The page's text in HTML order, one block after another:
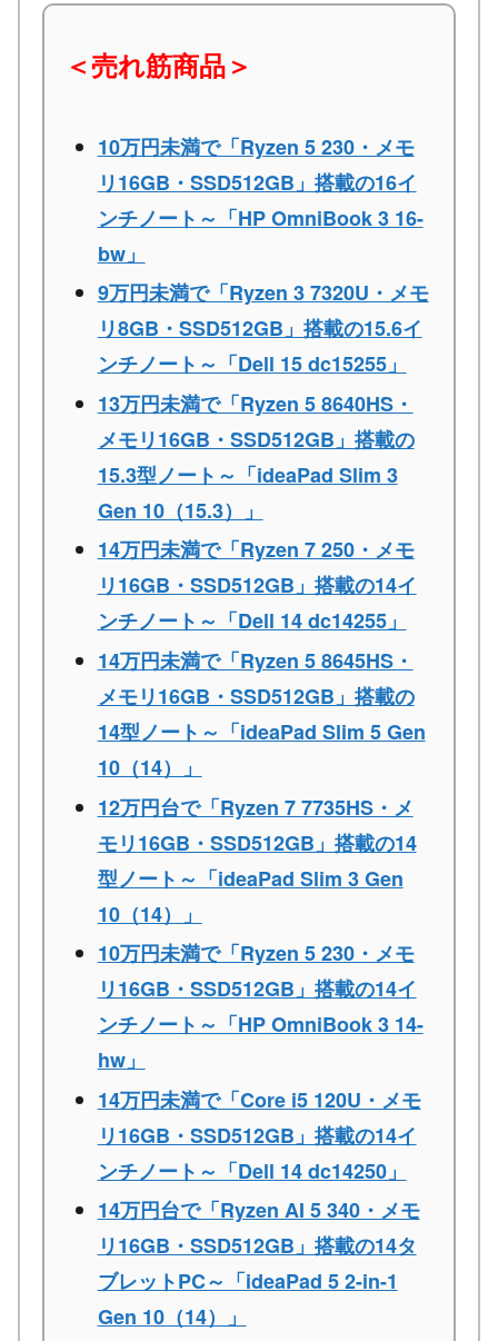
＜売れ筋商品＞
10万円未満で「Ryzen 5 230・メモ
リ16GB・SSD512GB」搭載の16イ
ンチノート～「HP OmniBook 3 16-
bw」
9万円未満で「Ryzen 3 7320U・メモ
リ8GB・SSD512GB」搭載の15.6イ
ンチノート～「Dell 15 dc15255」
13万円未満で「Ryzen 5 8640HS・
メモリ16GB・SSD512GB」搭載の
15.3型ノート～「ideaPad Slim 3
Gen 10（15.3）」
14万円未満で「Ryzen 7 250・メモ
リ16GB・SSD512GB」搭載の14イ
ンチノート～「Dell 14 dc14255」
14万円未満で「Ryzen 5 8645HS・
メモリ16GB・SSD512GB」搭載の
14型ノート～「ideaPad Slim 5 Gen
10（14）」
12万円台で「Ryzen 7 7735HS・メ
モリ16GB・SSD512GB」搭載の14
型ノート～「ideaPad Slim 3 Gen
10（14）」
10万円未満で「Ryzen 5 230・メモ
リ16GB・SSD512GB」搭載の14イ
ンチノート～「HP OmniBook 3 14-
hw」
14万円未満で「Core i5 120U・メモ
リ16GB・SSD512GB」搭載の14イ
ンチノート～「Dell 14 dc14250」
14万円台で「Ryzen AI 5 340・メモ
リ16GB・SSD512GB」搭載の14タ
ブレットPC～「ideaPad 5 2-in-1
Gen 10（14）」